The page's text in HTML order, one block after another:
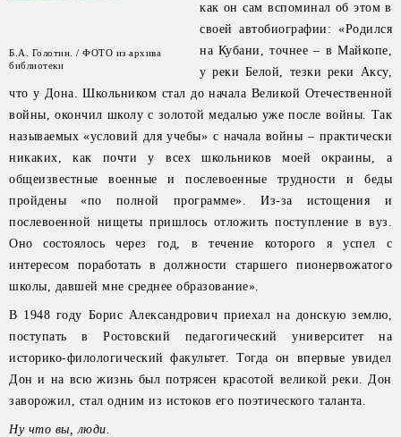
Б.А. Голотин. / ФОТО из архива
библиотеки
как он сам вспоминал об этом в
своей автобиографии: «Родился
на Кубани, точнее – в Майкопе,
у реки Белой, тезки реки Аксу,
что у Дона. Школьником стал до начала Великой Отечественной
войны, окончил школу с золотой медалью уже после войны. Так
называемых «условий для учебы» с начала войны – практически
никаких, как почти у всех школьников моей окраины, а
общеизвестные военные и послевоенные трудности и беды
пройдены «по полной программе». Из-за истощения и
послевоенной нищеты пришлось отложить поступление в вуз.
Оно состоялось через год, в течение которого я успел с
интересом поработать в должности старшего пионервожатого
школы, давшей мне среднее образование».
В 1948 году Борис Александрович приехал на донскую землю,
поступать в Ростовский педагогический университет на
историко-филологический факультет. Тогда он впервые увидел
Дон и на всю жизнь был потрясен красотой великой реки. Дон
заворожил, стал одним из истоков его поэтического таланта.
Ну что вы, люди.